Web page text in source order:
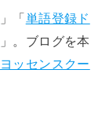
」「単語登録ド
」。ブログを本
ヨッセンスクー